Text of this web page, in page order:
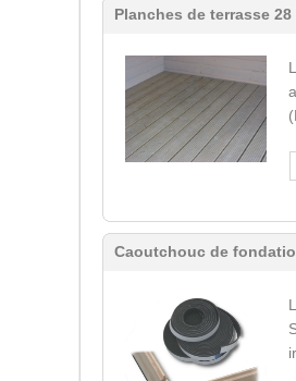
Planches de terrasse 28
Caoutchouc de